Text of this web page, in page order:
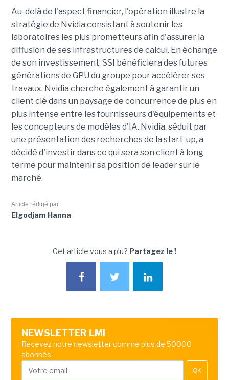
Au-delà de l'aspect financier, l'opération illustre la
stratégie de Nvidia consistant à soutenir les
laboratoires les plus prometteurs afin d'assurer la
diffusion de ses infrastructures de calcul. En échange
de son investissement, SSI bénéficiera des futures
générations de GPU du groupe pour accélérer ses
travaux. Nvidia cherche également à garantir un
client clé dans un paysage de concurrence de plus en
plus intense entre les fournisseurs d'équipements et
les concepteurs de modèles d'IA. Nvidia, séduit par
une présentation des recherches de la start-up, a
décidé d'investir dans ce qui sera son client à long
terme pour maintenir sa position de leader sur le
marché.
Article rédigé par
Elgodjam Hanna
Cet article vous a plu? Partagez le !
NEWSLETTER LMI
Recevez notre newsletter comme plus de 50000
abonnés
OK